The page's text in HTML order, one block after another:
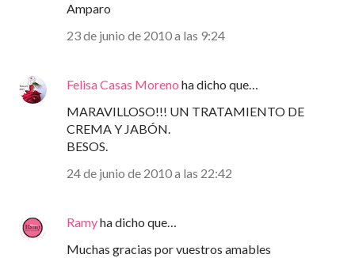
Amparo
23 de junio de 2010 a las 9:24
Felisa Casas Moreno ha dicho que…
MARAVILLOSO!!! UN TRATAMIENTO DE
CREMA Y JABÓN.
BESOS.
24 de junio de 2010 a las 22:42
Ramyha dicho que…
Muchas gracias por vuestros amables